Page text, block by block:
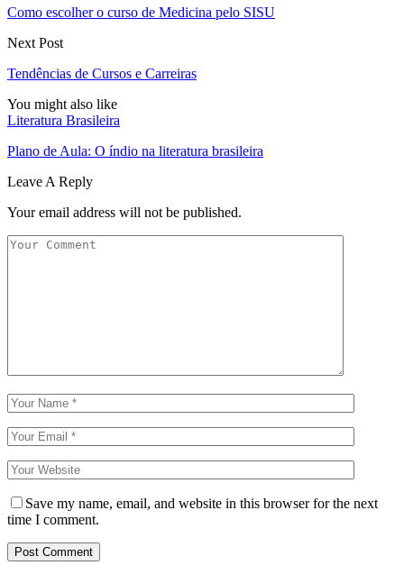
Como escolher o curso de Medicina pelo SISU
Next Post
Tendências de Cursos e Carreiras
You might also like
Literatura Brasileira
Plano de Aula: O índio na literatura brasileira
Leave A Reply
Your email address will not be published.
Save my name, email, and website in this browser for the next
time I comment.